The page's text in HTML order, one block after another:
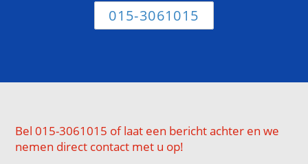
015-3061015
Bel 015-3061015 of laat een bericht achter en we
nemen direct contact met u op!